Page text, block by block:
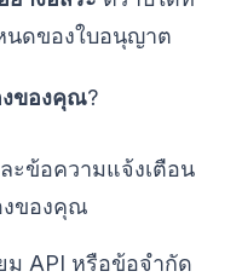
นดของใบอนุญาต
งของคุณ?
ะข้อความแจ้งเตือน
งของคุณ
ม API หรือข้อจำกัด